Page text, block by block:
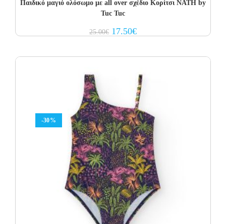
Παιδικό μαγιό ολόσωμο με all over σχέδιο Κορίτσι NATH by
Tuc Tuc
25.00€ Original
price
17.50€Current
price
-30%